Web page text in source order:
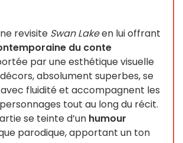
revisite Swan Lakeen lui offrant
du conte
par une esthétique visuelle
absolument superbes, se
fluidité et accompagnent les
tout au long du récit.
se teinte d’un humour
parodique, apportant un ton